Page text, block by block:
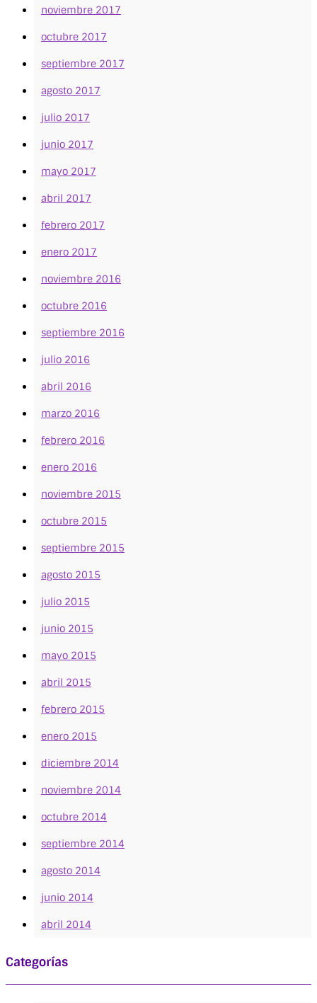
noviembre 2017
octubre 2017
septiembre 2017
agosto 2017
julio 2017
junio 2017
mayo 2017
abril 2017
febrero 2017
enero 2017
noviembre 2016
octubre 2016
septiembre 2016
julio 2016
abril 2016
marzo 2016
febrero 2016
enero 2016
noviembre 2015
octubre 2015
septiembre 2015
agosto 2015
julio 2015
junio 2015
mayo 2015
abril 2015
febrero 2015
enero 2015
diciembre 2014
noviembre 2014
octubre 2014
septiembre 2014
agosto 2014
junio 2014
abril 2014
Categorías